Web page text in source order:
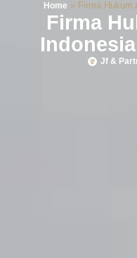
Home » Firma Hukum
Firma
Jf &